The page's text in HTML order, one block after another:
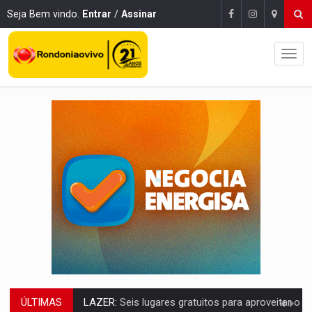
Seja Bem vindo. Entrar / Assinar
ÚLTIMAS VÍDEO:FTICCO e Força Tática prendem membro do CV com arma e drogas